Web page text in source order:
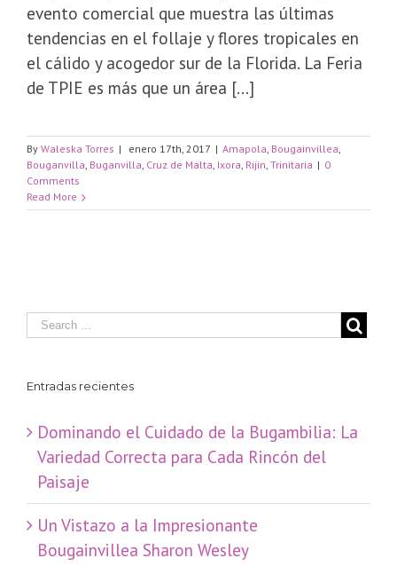
evento comercial que muestra las últimas
tendencias en el follaje y flores tropicales en
el cálido y acogedor sur de la Florida. La Feria
de TPIE es más que un área [...]
By Waleska Torres | enero 17th, 2017 | Amapola Bougainvillea
Bouganvilla Buganvilla Cruz de Malta Ixora Rijin Trinitaria | 0
Comments
Read More
Entradas recientes
Dominando el Cuidado de la Bugambilia: La
Variedad Correcta para Cada Rincón del
Paisaje
​Un Vistazo a la Impresionante
Bougainvillea Sharon Wesley